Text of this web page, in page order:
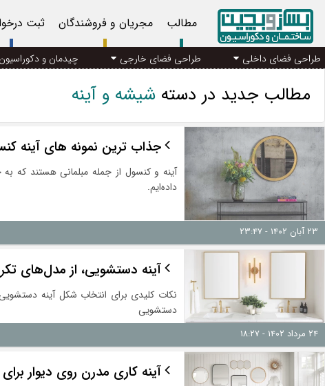
مطالب مجریان و فروشندگان ثبت
طراحی فضای داخلی طراحی فضای خارجی چیدمان و دکوراسیون
مطالب جدید در دسته شیشه و آینه
جذاب ترین نمونه‌ های آینه
آینه و کنسول از جمله مبلمانی هستند که
داده‌ایم.
۲۳ آبان ۱۴۰۲ - ۲۳:۴۷
آینه دستشویی، از مدل‌های
نکات کلیدی برای انتخاب شکل آینه
دستشویی
۲۴ مرداد ۱۴۰۲ - ۱۸:۲۷
آینه کاری مدرن روی دیوار